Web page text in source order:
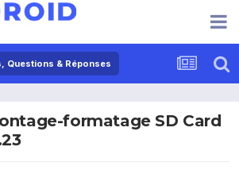
Questions & Réponses
formatage SD Card